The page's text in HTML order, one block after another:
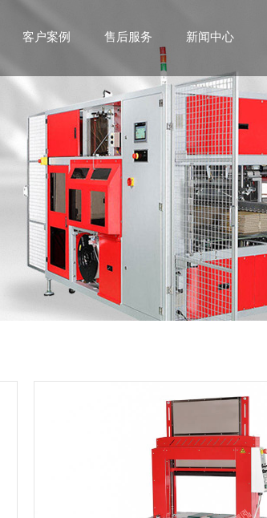
客户案例 售后服务 新闻中心